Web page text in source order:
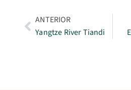
ANTERIOR
Yangtze River Tiandi